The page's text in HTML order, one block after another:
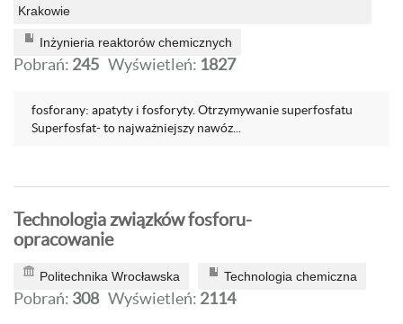
Krakowie
Inżynieria reaktorów chemicznych
Pobrań: 245 Wyświetleń: 1827
fosforany: apatyty i fosforyty. Otrzymywanie superfosfatu
Superfosfat- to najważniejszy nawóz...
Technologia związków fosforu-
opracowanie
Politechnika Wrocławska Technologia chemiczna
Pobrań: 308 Wyświetleń: 2114